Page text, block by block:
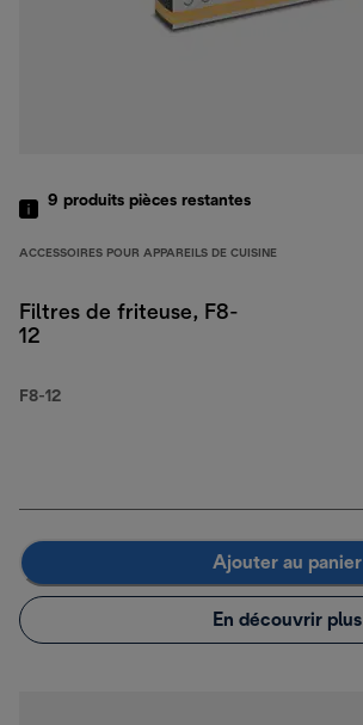
9 produits pièces restantes
ACCESSOIRES POUR APPAREILS DE CUISINE
Filtres de friteuse, F8-
12
F8-12
Ajouter au panier
En découvrir plus